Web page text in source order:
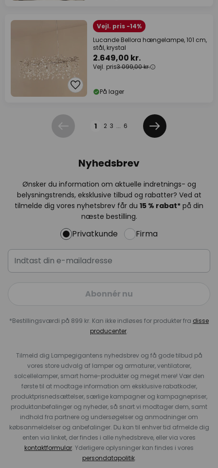
Vejl. pris -14%
Lucande Bellora hængelampe, 101 cm,
stål, krystal
2.649,00 kr.
Vejl. pris3.099,00 kr.
På lager
Forrige 1 2 3 ... 6
Næste
Nyhedsbrev
Ønsker du information om aktuelle indretnings- og
belysningstrends, eksklusive tilbud og rabatter? Ved at
tilmelde dig vores nyhetsbrev får du 15 % rabat* på din
næste bestilling.
Privatkunde Firma
Abonnér nu
*Bestillingsværdi på 899 kr. Kan ikke indløses for produkter fra disse
producenter.
Tilmeld dig Lampegigantens nyhedsbrev og få gode tilbud på
vores store udvalg af lamper og armaturer, ventilatorer,
solcellelamper, smart home-produkter og meget mere! Vær den
første til at modtage information om eksklusive rabatkoder,
produktprisnedsættelser, særlige kampagner og kampagnepriser,
produktanbefalinger og nyheder, så snart vi modtager dem, samt
indhold fra partnere og undersøgelser og anmodninger om
købsanmeldelser og anbefalinger. Du kan til enhver tid afmelde dig
enten via linket, der findes i alle nyhedsbreve, eller via vores
kontaktformular. Yderligere oplysninger kan findes i vores
persondatapolitik.